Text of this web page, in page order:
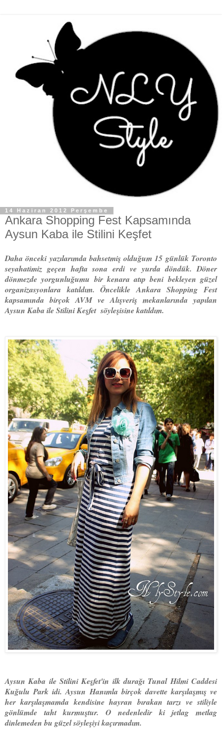
14 Haziran 2012 Perşembe
Ankara Shopping Fest Kapsamında
Aysun Kaba ile Stilini Keşfet
Daha önceki yazılarımda bahsetmiş olduğum 15 günlük Toronto
seyahatimiz geçen hafta sona erdi ve yurda döndük. Döner
dönmezde yorgunluğumu bir kenara atıp beni bekleyen güzel
organizasyonlara katıldım. Öncelikle Ankara Shopping Fest
kapsamında birçok AVM ve Alışveriş mekanlarında yapılan
Aysun Kaba ile Stilini Keşfet söyleşisine katıldım.
Aysun Kaba ile Stilini Keşfet'in ilk durağı Tunal Hilmi Caddesi
Kuğulu Park idi. Aysun Hanımla birçok davette karşılaşmış ve
her karşılaşmamda kendisine hayran bırakan tarzı ve stiliyle
gönlümde taht kurmuştur. O nedenledir ki jetlag metlag
dinlemeden bu güzel söyleşiyi kaçırmadım.